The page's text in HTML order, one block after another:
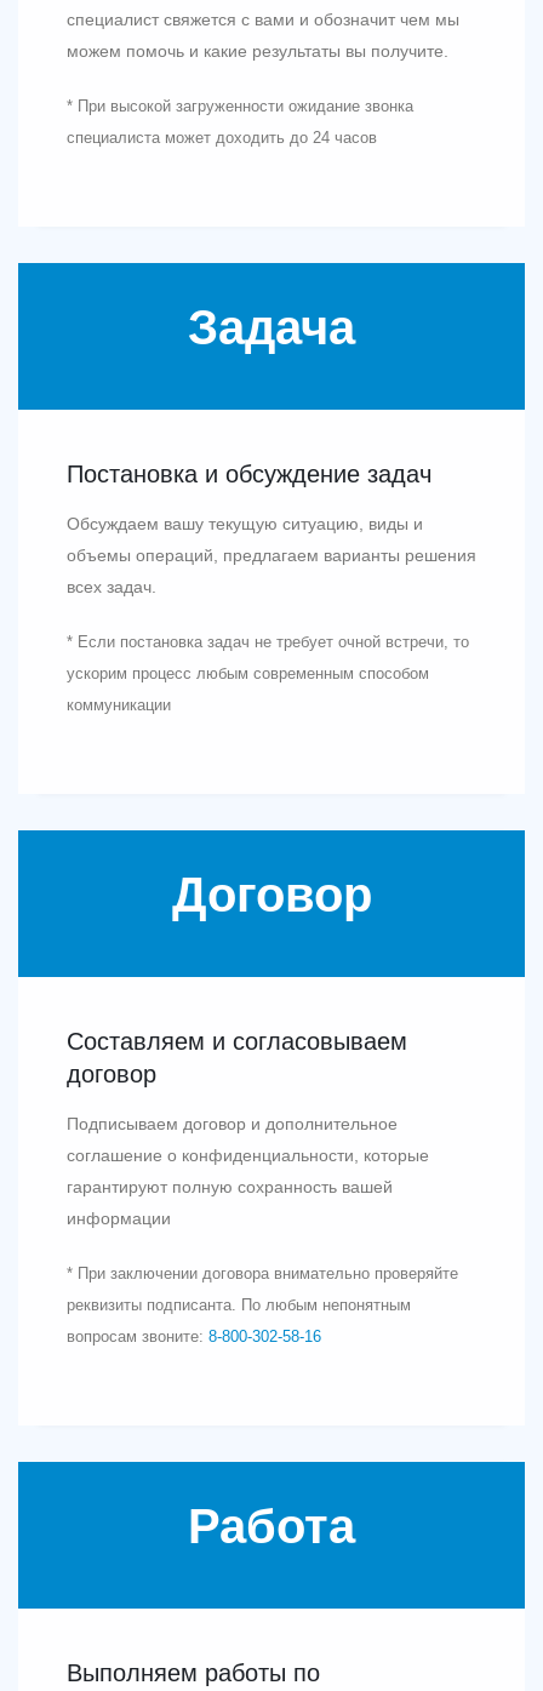
специалист свяжется с вами и обозначит чем мы
можем помочь и какие результаты вы получите.
* При высокой загруженности ожидание звонка
специалиста может доходить до 24 часов
Задача
Постановка и обсуждение задач
Обсуждаем вашу текущую ситуацию, виды и
объемы операций, предлагаем варианты решения
всех задач.
* Если постановка задач не требует очной встречи, то
ускорим процесс любым современным способом
коммуникации
Договор
Составляем и согласовываем
договор
Подписываем договор и дополнительное
соглашение о конфиденциальности, которые
гарантируют полную сохранность вашей
информации
* При заключении договора внимательно проверяйте
реквизиты подписанта. По любым непонятным
вопросам звоните: 8‑800‑302‑58‑16
Работа
Выполняем работы по